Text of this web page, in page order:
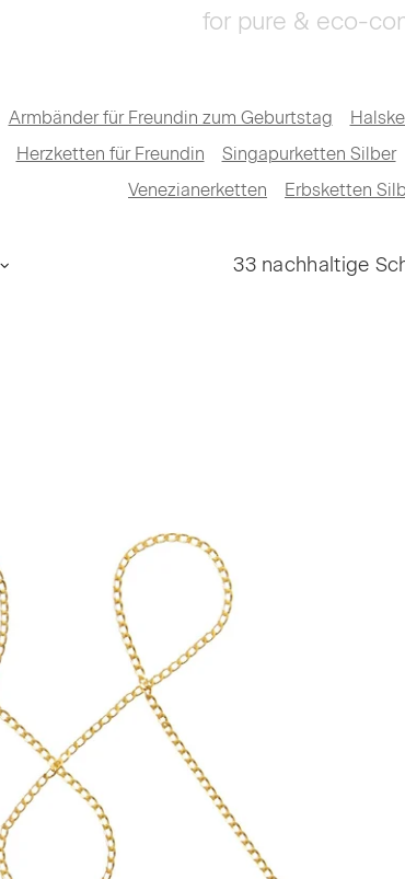
for pure & eco-
Armbänder für Freundin zum Geburtstag
Herzketten für Freundin
Singapurketten Silber
Venezianerketten
Erbsketten
33 nachhaltige